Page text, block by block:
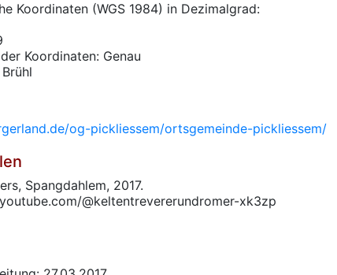
Koordinaten (WGS 1984) in Dezimalgrad:
Koordinaten: Genau
og-pickliessem/ortsgemeinde-pickliessem/
Spangdahlem, 2017.
@keltentrevererundromer-xk3zp